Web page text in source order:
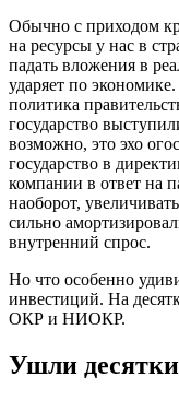
Обычно с приходом
на ресурсы у нас в
падать вложения в
ударяет по
политика
государство
возможно, это эхо
государство в
компании в ответ на
наоборот,
сильно
внутренний спрос.
Но что особенно
инвестиций. На
ОКР и НИОКР.
Ушли десятки